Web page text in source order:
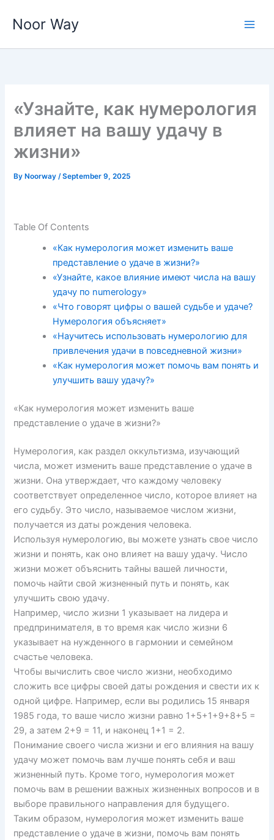
Noor Way
«Узнайте, как нумерология
влияет на вашу удачу в
жизни»
By Noorway/September 9, 2025
Table Of Contents
«Как нумерология может изменить ваше
представление о удаче в жизни?»
«Узнайте, какое влияние имеют числа на вашу
удачу по numerology»
«Что говорят цифры о вашей судьбе и удаче?
Нумерология объясняет»
«Научитесь использовать нумерологию для
привлечения удачи в повседневной жизни»
«Как нумерология может помочь вам понять и
улучшить вашу удачу?»
«Как нумерология может изменить ваше
представление о удаче в жизни?»
Нумерология, как раздел оккультизма, изучающий
числа, может изменить ваше представление о удаче в
жизни. Она утверждает, что каждому человеку
соответствует определенное число, которое влияет на
его судьбу. Это число, называемое числом жизни,
получается из даты рождения человека.
Используя нумерологию, вы можете узнать свое число
жизни и понять, как оно влияет на вашу удачу. Число
жизни может объяснить тайны вашей личности,
помочь найти свой жизненный путь и понять, как
улучшить свою удачу.
Например, число жизни 1 указывает на лидера и
предпринимателя, в то время как число жизни 6
указывает на нужденного в гармонии и семейном
счастье человека.
Чтобы вычислить свое число жизни, необходимо
сложить все цифры своей даты рождения и свести их к
одной цифре. Например, если вы родились 15 января
1985 года, то ваше число жизни равно 1+5+1+9+8+5 =
29, а затем 2+9 = 11, и наконец 1+1 = 2.
Понимание своего числа жизни и его влияния на вашу
удачу может помочь вам лучше понять себя и ваш
жизненный путь. Кроме того, нумерология может
помочь вам в решении важных жизненных вопросов и в
выборе правильного направления для будущего.
Таким образом, нумерология может изменить ваше
представление о удаче в жизни, помочь вам понять